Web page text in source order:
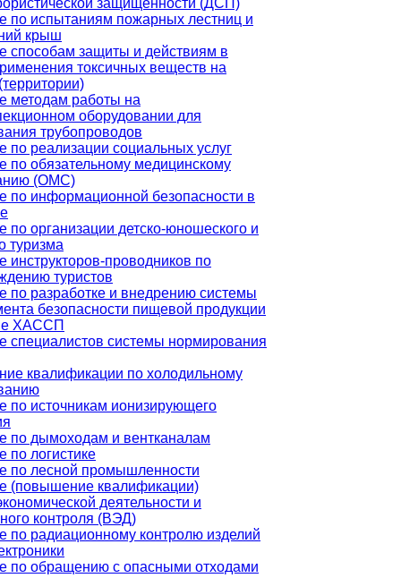
по испытаниям пожарных лестниц и
крыш
способам защиты и действиям в
токсичных веществ на
методам работы на
оборудовании для
трубопроводов
по реализации социальных услуг
по обязательному медицинскому
(ОМС)
по информационной безопасности в
по организации детско-юношеского и
туризма
инструкторов-проводников по
туристов
по разработке и внедрению системы
безопасности пищевой продукции
ХАССП
специалистов системы нормирования
квалификации по холодильному
по источникам ионизирующего
по дымоходам и вентканалам
по логистике
по лесной промышленности
(повышение квалификации)
деятельности и
контроля (ВЭД)
по радиационному контролю изделий
по обращению с опасными отходами